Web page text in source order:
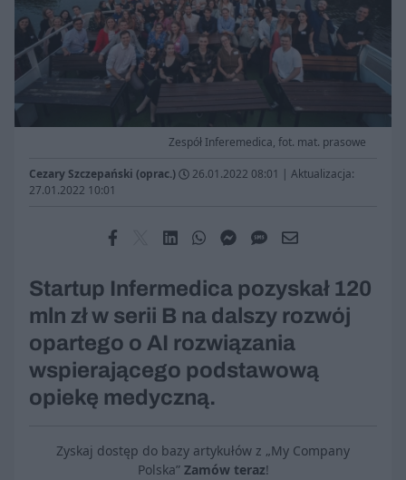
Zespół Inferemedica, fot. mat. prasowe
Cezary Szczepański (oprac.) 26.01.2022 08:01 | Aktualizacja:
27.01.2022 10:01
Startup Infermedica pozyskał 120
mln zł w serii B na dalszy rozwój
opartego o AI rozwiązania
wspierającego podstawową
opiekę medyczną.
Zyskaj dostęp do bazy artykułów z „My Company
Polska” Zamów teraz!